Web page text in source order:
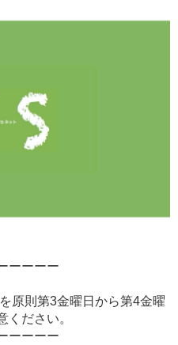
ーーーー
原則第3金曜日から第4金曜
ください。
ーーーー